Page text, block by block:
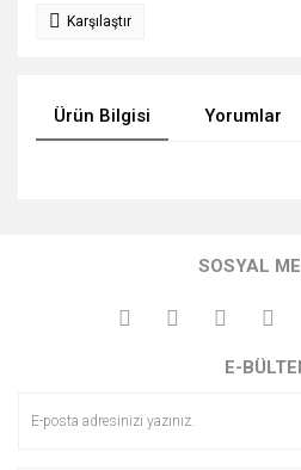
Karşılaştır
Ürün Bilgisi Yorumlar
kullanarak tarafımıza iletebilirsiniz.
Görüş ve önerileriniz için teşekkür
Ürün açıklamasında eksik bilgiler
SOSYAL
E-